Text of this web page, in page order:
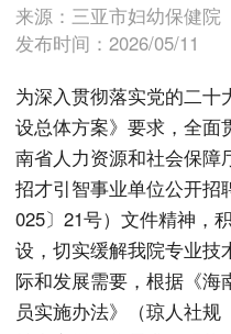
来源：三亚市妇幼保健院
发布时间：2026/05/11
为深入贯彻落实党的二十
设总体方案》要求，全面
南省人力资源和社会保
招才引智事业单位公开招
025〕21号）文件精神，
设，切实缓解我院专业技
际和发展需要，根据《海
员实施办法》（琼人社规